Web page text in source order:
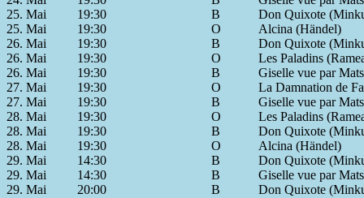
25. Mai
19:30 B
Don Quixote
25. Mai
19:30 O
Alcina (Händel)
26. Mai
19:30 B
Don Quixote
26. Mai
19:30 O
Les Paladins
26. Mai
19:30 B
Giselle vue par
27. Mai
19:30 O
La Damnation de
27. Mai
19:30 B
Giselle vue par
28. Mai
19:30 O
Les Paladins
28. Mai
19:30 B
Don Quixote
28. Mai
19:30 O
Alcina (Händel)
29. Mai
14:30 B
Don Quixote
29. Mai
14:30 B
Giselle vue par
29. Mai
20:00 B
Don Quixote